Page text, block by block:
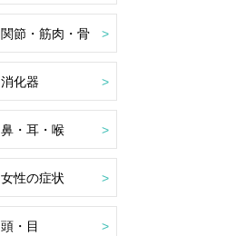
関節・筋肉・骨
消化器
鼻・耳・喉
女性の症状
頭・目